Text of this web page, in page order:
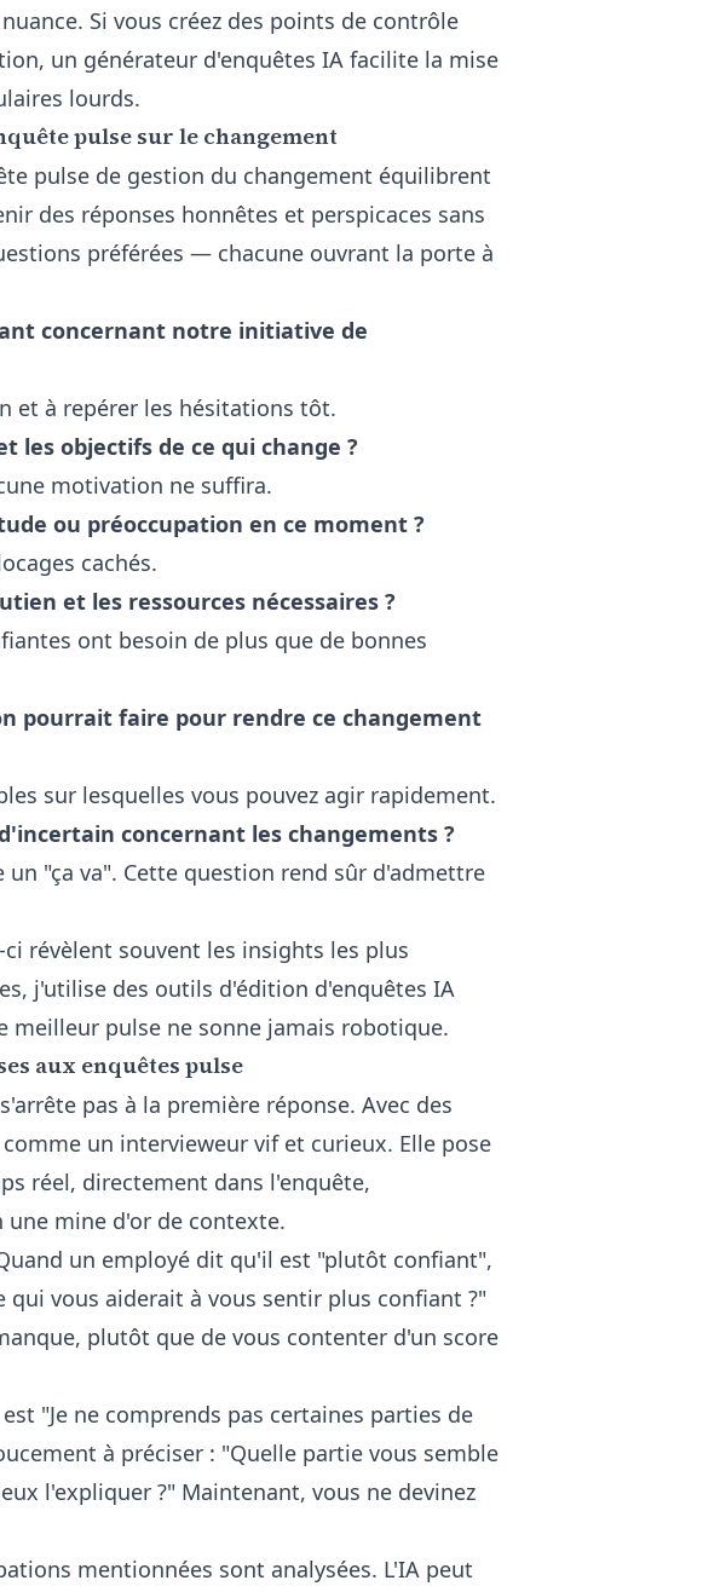
Si vous créez des points de contrôle
un générateur d'enquêtes IA facilite la mise
lourds.
pulse sur le changement
pulse de gestion du changement équilibrent
des réponses honnêtes et perspicaces sans
préférées — chacune ouvrant la porte à
concernant notre initiative de
et à repérer les hésitations tôt.
les objectifs de ce qui change ?
motivation ne suffira.
ou préoccupation en ce moment ?
cachés.
et les ressources nécessaires ?
ont besoin de plus que de bonnes
pourrait faire pour rendre ce changement
sur lesquelles vous pouvez agir rapidement.
concernant les changements ?
"ça va". Cette question rend sûr d'admettre
révèlent souvent les insights les plus
j'utilise des outils d'édition d'enquêtes IA
pulse ne sonne jamais robotique.
aux enquêtes pulse
pas à la première réponse. Avec des
un intervieweur vif et curieux. Elle pose
réel, directement dans l'enquête,
mine d'or de contexte.
un employé dit qu'il est "plutôt confiant",
vous aiderait à vous sentir plus confiant ?"
plutôt que de vous contenter d'un score
"Je ne comprends pas certaines parties de
à préciser : "Quelle partie vous semble
l'expliquer ?" Maintenant, vous ne devinez
mentionnées sont analysées. L'IA peut